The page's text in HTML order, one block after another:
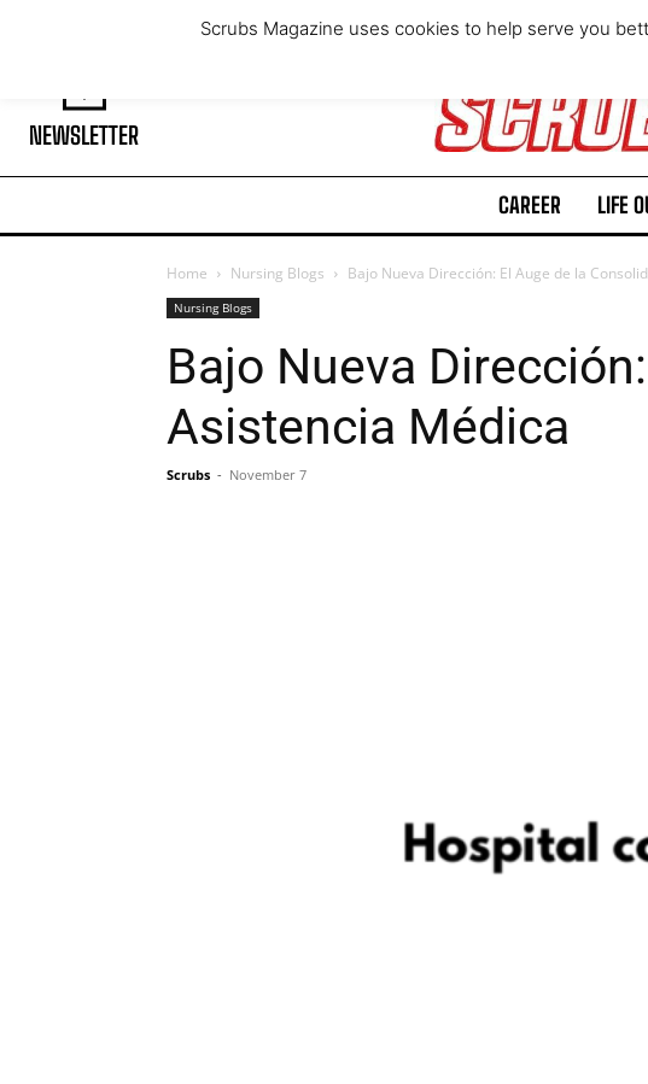
NEWSLETTER
CAREER LIFE
Home Nursing Blogs Bajo Nueva Dirección: El Auge de la
Nursing Blogs
Bajo Nueva
Asistencia Médica
Scrubs - November 7
Scrubs Magazine uses cookies to help serve you